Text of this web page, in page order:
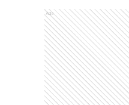
Ads